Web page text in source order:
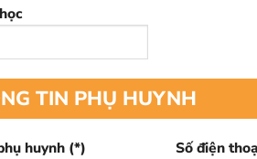
TIN PHỤ HUYNH
huynh (*) Số điện